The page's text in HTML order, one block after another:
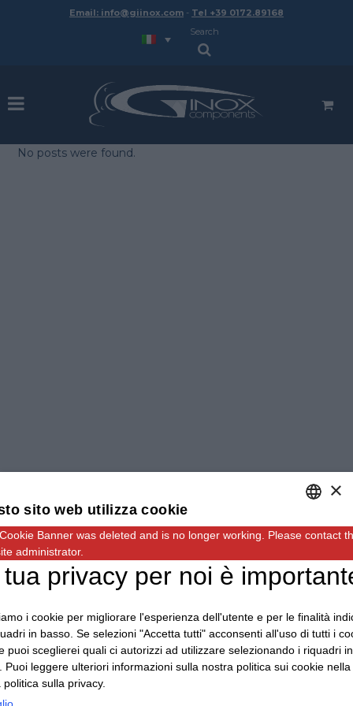
Email: info@giinox.com - Tel +39 0172.89168
Search
No posts were found.
ENGLISH
ITALIAN
×
sito web utilizza cookie
Banner was deleted and is no longer working. Please contact
administrator.
privacy per noi è
i cookie per migliorare l'esperienza dell'utente e per le finalità
in basso. Se selezioni "Accetta tutti" acconsenti all'uso di tutti i
puoi sceglierei quali ci autorizzi ad utilizzare selezionando i riquadri in
Puoi leggere ulteriori informazioni sulla nostra politica sui cookie nella
sulla privacy.